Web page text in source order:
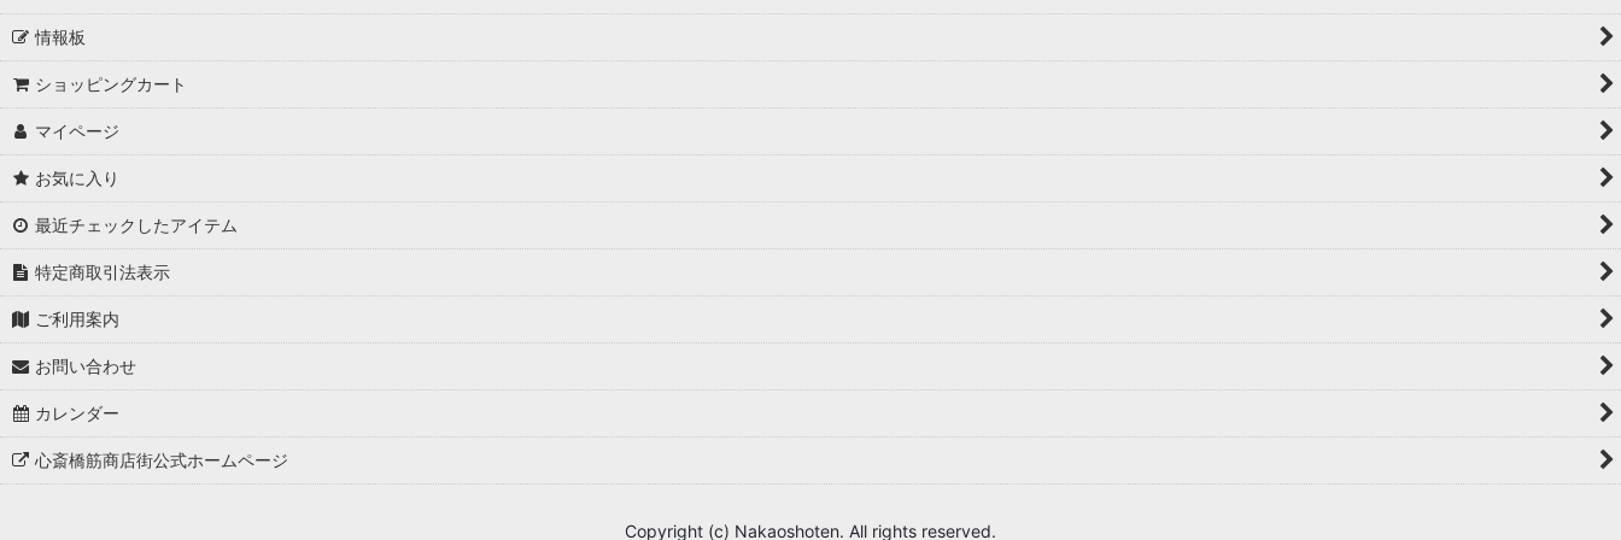
情報板
ショッピングカート
マイページ
お気に入り
最近チェックしたアイテム
特定商取引法表示
ご利用案内
お問い合わせ
カレンダー
心斎橋筋商店街公式ホームページ
Copyright (c) Nakaoshoten. All rights reserved.